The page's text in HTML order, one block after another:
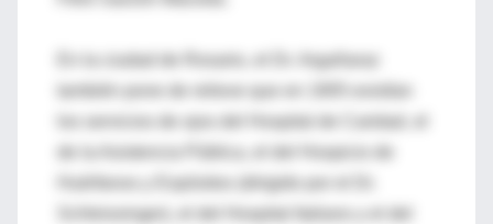
En la ciudad de Rosario, el Dr. Argañaraz
Huérfanos y Expósitos (dirigido por el Dr.
Schleissinger), el del Hospital Italiano y el del